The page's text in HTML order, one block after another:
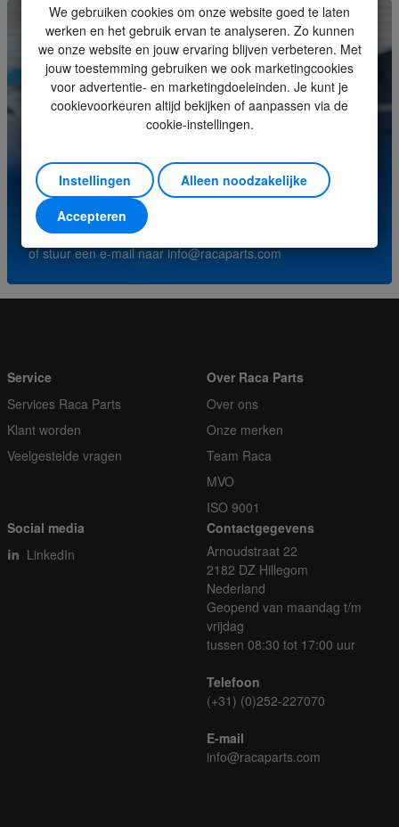
Soort
Receiver
Eenheid
Stuk
Minimale bestelhoeveelheid
1
1
ons servicecenter.
(+31) (0)252-227070
of stuur een e-mail naarinfo@racaparts.com
We gebruiken cookies om onze website goed te laten
werken en het gebruik ervan te analyseren. Zo kunnen
we onze website en jouw ervaring blijven verbeteren. Met
jouw toestemming gebruiken we ook marketingcookies
voor advertentie- en marketingdoeleinden. Je kunt je
cookievoorkeuren altijd bekijken of aanpassen via de
cookie-instellingen.
Instellingen
Alleen noodzakelijke
Accepteren
Service
Services Raca Parts
Klant worden
Veelgestelde vragen
Over Raca Parts
Over ons
Onze merken
Team Raca
MVO
ISO 9001
Social media
LinkedIn
Contactgegevens
Arnoudstraat 22
2182 DZ Hillegom
Nederland
Geopend van maandag t/m
vrijdag
tussen 08:30 tot 17:00 uur
Telefoon
(+31) (0)252-227070
E-mail
info@racaparts.com